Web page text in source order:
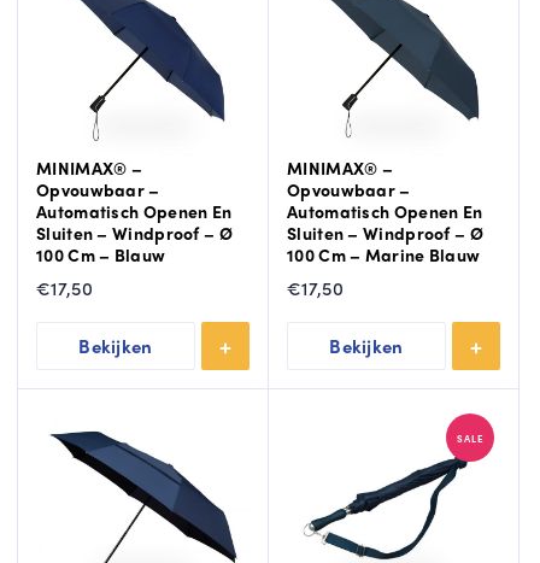
MINIMAX® –
Opvouwbaar –
Automatisch Openen En
Sluiten – Windproof – Ø
100 Cm – Blauw
€17,50
Bekijken
MINIMAX® –
Opvouwbaar –
Automatisch Openen En
Sluiten – Windproof – Ø
100 Cm – Marine Blauw
€17,50
Bekijken
SALE